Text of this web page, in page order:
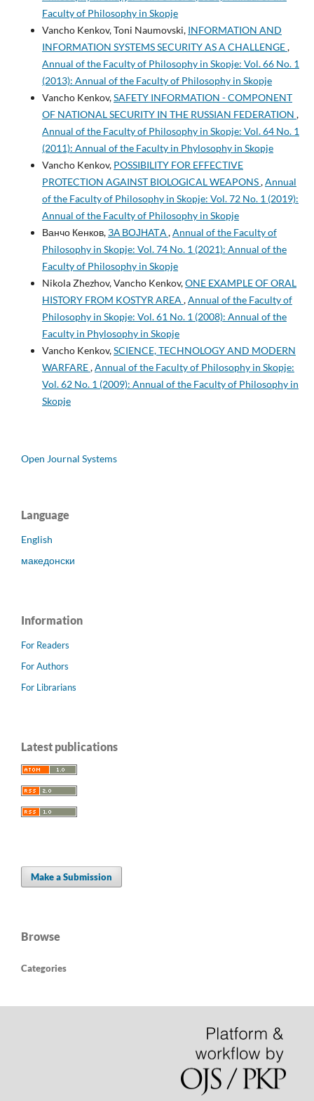
Faculty of Philosophy in Skopje
Vancho Kenkov, Toni Naumovski, INFORMATION AND
INFORMATION SYSTEMS SECURITY AS A CHALLENGE,
Annual of the Faculty of Philosophy in Skopje: Vol. 66 No. 1
(2013): Annual of the Faculty of Philosophy in Skopje
Vancho Kenkov,SAFETY INFORMATION - COMPONENT
OF NATIONAL SECURITY IN THE RUSSIAN FEDERATION ,
Annual of the Faculty of Philosophy in Skopje: Vol. 64 No. 1
(2011): Annual of the Faculty in Phylosophy in Skopje
Vancho Kenkov, POSSIBILITY FOR EFFECTIVE
PROTECTION AGAINST BIOLOGICAL WEAPONS,Annual
of the Faculty of Philosophy in Skopje: Vol. 72 No. 1 (2019):
Annual of the Faculty of Philosophy in Skopje
Ванчо Кенков,ЗА ВОЈНАТА,Annual of the Faculty of
Philosophy in Skopje: Vol. 74 No. 1 (2021): Annual of the
Faculty of Philosophy in Skopje
Nikola Zhezhov, Vancho Kenkov,ONE EXAMPLE OF ORAL
HISTORY FROM KOSTYR AREA ,Annual of the Faculty of
Philosophy in Skopje: Vol. 61 No. 1 (2008): Annual of the
Faculty in Phylosophy in Skopje
Vancho Kenkov,SCIENCE, TECHNOLOGY AND MODERN
WARFARE,Annual of the Faculty of Philosophy in Skopje:
Vol. 62 No. 1 (2009): Annual of the Faculty of Philosophy in
Skopje
Open Journal Systems
Language
English
македонски
Information
For Readers
For Authors
For Librarians
Latest publications
Make a Submission
Browse
Categories